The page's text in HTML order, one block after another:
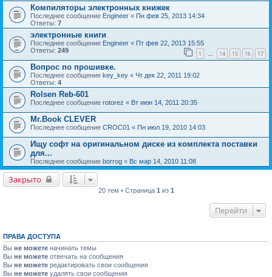
Компиляторы электронных книжек
Последнее сообщение Engineer « Пн фев 25, 2013 14:34
Ответы: 7
электронные книги
Последнее сообщение Engineer « Пт фев 22, 2013 15:55
Ответы: 249 1 … 14 15 16 17
Вопрос по прошивке.
Последнее сообщение key_key « Чт дек 22, 2011 19:02
Ответы: 4
Rolsen Reb-601
Последнее сообщение rotorez « Вт июн 14, 2011 20:35
Mr.Book CLEVER
Последнее сообщение CROC01 « Пн июл 19, 2010 14:03
Ищу софт на оригинальном диске из комплекта поставки
для...
Последнее сообщение borrog « Вс мар 14, 2010 11:08
Закрыто
20 тем • Страница 1 из 1
Перейти
ПРАВА ДОСТУПА
Вы не можете начинать темы
Вы не можете отвечать на сообщения
Вы не можете редактировать свои сообщения
Вы не можете удалять свои сообщения